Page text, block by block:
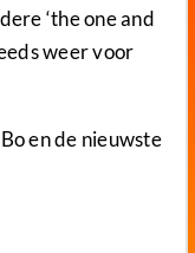
‘the one and
weer voor
en de nieuwste